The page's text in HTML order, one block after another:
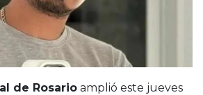
de Rosario amplió este jueves